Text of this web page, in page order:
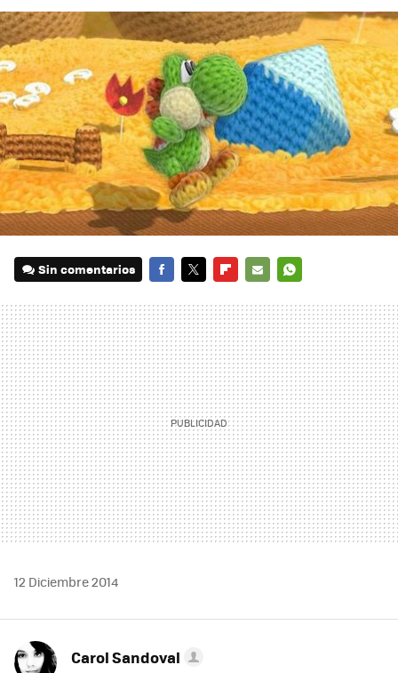
Sin comentarios
MAIL
12 Diciembre 2014
Carol Sandoval